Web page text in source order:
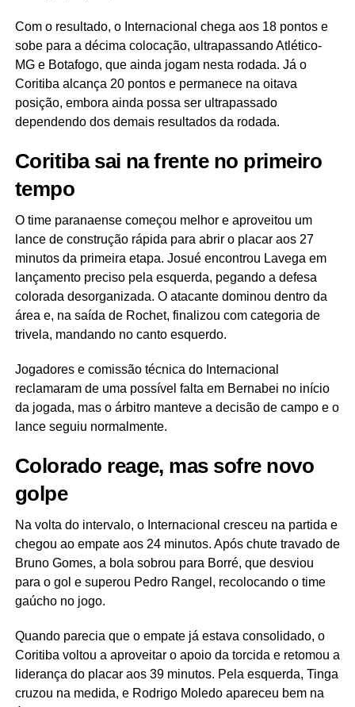
Com o resultado, o Internacional chega aos 18 pontos e
sobe para a décima colocação, ultrapassando Atlético-
MG e Botafogo, que ainda jogam nesta rodada. Já o
Coritiba alcança 20 pontos e permanece na oitava
posição, embora ainda possa ser ultrapassado
dependendo dos demais resultados da rodada.
Coritiba sai na frente no primeiro
tempo
O time paranaense começou melhor e aproveitou um
lance de construção rápida para abrir o placar aos 27
minutos da primeira etapa. Josué encontrou Lavega em
lançamento preciso pela esquerda, pegando a defesa
colorada desorganizada. O atacante dominou dentro da
área e, na saída de Rochet, finalizou com categoria de
trivela, mandando no canto esquerdo.
Jogadores e comissão técnica do Internacional
reclamaram de uma possível falta em Bernabei no início
da jogada, mas o árbitro manteve a decisão de campo e o
lance seguiu normalmente.
Colorado reage, mas sofre novo
golpe
Na volta do intervalo, o Internacional cresceu na partida e
chegou ao empate aos 24 minutos. Após chute travado de
Bruno Gomes, a bola sobrou para Borré, que desviou
para o gol e superou Pedro Rangel, recolocando o time
gaúcho no jogo.
Quando parecia que o empate já estava consolidado, o
Coritiba voltou a aproveitar o apoio da torcida e retomou a
liderança do placar aos 39 minutos. Pela esquerda, Tinga
cruzou na medida, e Rodrigo Moledo apareceu bem na